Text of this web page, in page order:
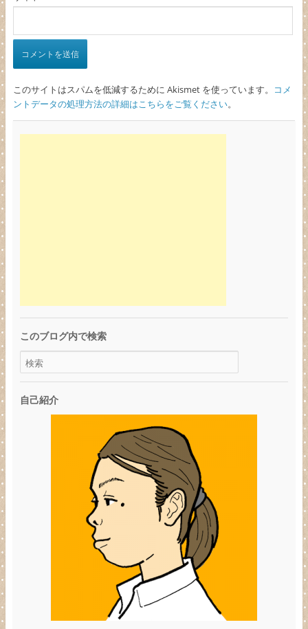
このサイトはスパムを低減するために Akismet を使っています。
コメ
ントデータの処理方法の詳細はこちらをご覧ください。
このブログ内で検索
自己紹介